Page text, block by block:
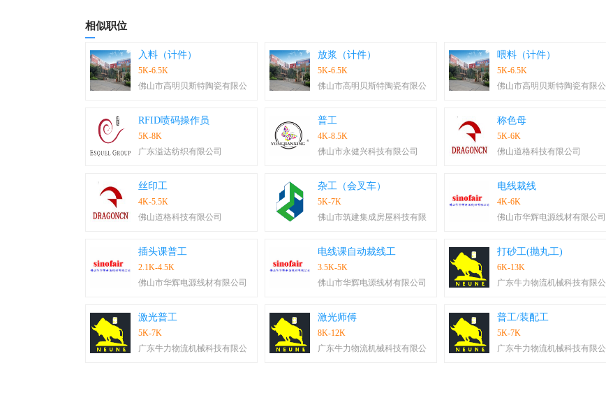
相似职位
入料（计件）
5K-6.5K
佛山市高明贝斯特陶瓷有限公
放浆（计件）
5K-6.5K
佛山市高明贝斯特陶瓷有限公
喂料（计件）
5K-6.5K
佛山市高明贝斯特陶瓷有限公
RFID喷码操作员
5K-8K
广东溢达纺织有限公司
普工
4K-8.5K
佛山市永健兴科技有限公司
称色母
5K-6K
佛山道格科技有限公司
丝印工
4K-5.5K
佛山道格科技有限公司
杂工（会叉车）
5K-7K
佛山市筑建集成房屋科技有限
电线裁线
4K-6K
佛山市华辉电源线材有限公司
插头课普工
2.1K-4.5K
佛山市华辉电源线材有限公司
电线课自动裁线工
3.5K-5K
佛山市华辉电源线材有限公司
打砂工(抛丸工)
6K-13K
广东牛力物流机械科技有限公
激光普工
5K-7K
广东牛力物流机械科技有限公
激光师傅
8K-12K
广东牛力物流机械科技有限公
普工/装配工
5K-7K
广东牛力物流机械科技有限公